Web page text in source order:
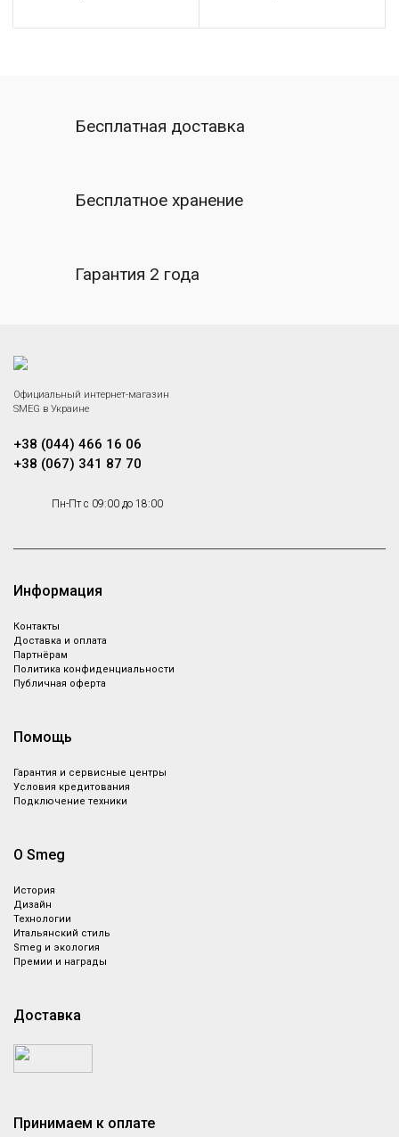
Бесплатная доставка
Бесплатное хранение
Гарантия 2 года
Официальный интернет-магазин
SMEG в Украине
+38 (044) 466 16 06
+38 (067) 341 87 70
Пн-Пт с 09:00 до 18:00
Информация
Контакты
Доставка и оплата
Партнёрам
Политика конфиденциальности
Публичная оферта
Помощь
Гарантия и сервисные центры
Условия кредитования
Подключение техники
О Smeg
История
Дизайн
Технологии
Итальянский стиль
Smeg и экология
Премии и награды
Доставка
Принимаем к оплате